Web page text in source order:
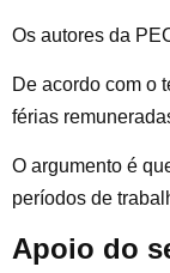
Os autores da
De acordo com o
férias
O argumento é
períodos de
Apoio do